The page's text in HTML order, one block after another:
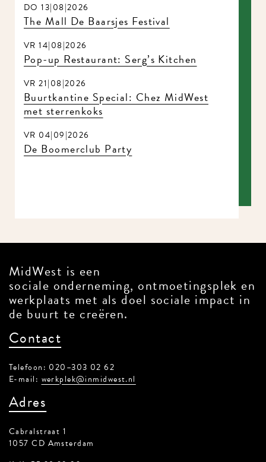
DO 13|08|2026
The Mall De Baarsjes Festival
VR 14|08|2026
Pop-up Restaurant: Serg’s Kitchen
VR 21|08|2026
Buurtkantine Special: Chez MidWest
met sterrenkoks
VR 04|09|2026
De Boomerclub Party
MidWest is een
sociale onderneming, ontmoetingsplek en
werkplaats met als doel sociale impact in
de buurt te creëren.
Contact
Telefoon: 020–303 02 62
E-mail: werkplek@inmidwest.nl
Adres
Cabralstraat 1
1057 CD Amsterdam